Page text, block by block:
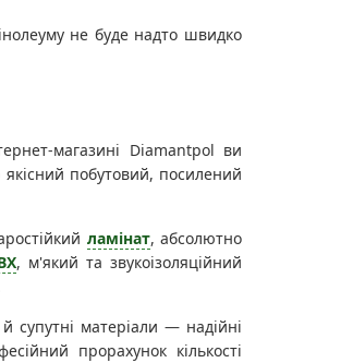
не буде надто швидко
магазині Diamantpol ви
побутовий, посилений
ламінат, абсолютно
, м'який та звукоізоляційний
супутні матеріали — надійні
прорахунок кількості